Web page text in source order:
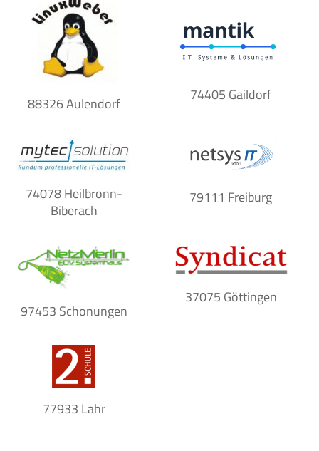
88326 Aulendorf 74405 Gaildorf
74078 Heilbronn-
Biberach
79111 Freiburg
97453 Schonungen
37075 Göttingen
77933 Lahr